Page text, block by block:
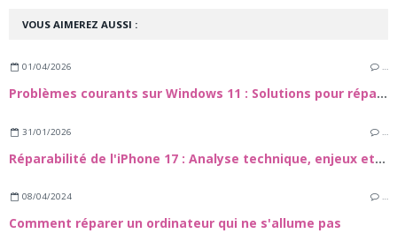
VOUS AIMEREZ AUSSI :
01/04/2026 …
Problèmes courants sur Windows 11 : Solutions pour réparer votre PC
31/01/2026 …
Réparabilité de l'iPhone 17 : Analyse technique, enjeux et guide de maintenance
08/04/2024 …
Comment réparer un ordinateur qui ne s'allume pas